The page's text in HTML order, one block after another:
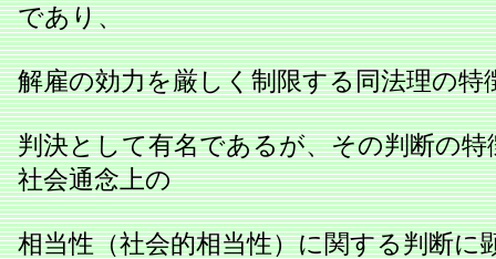
であり、
解雇の効力を厳しく制限する同法理の特
判決として有名であるが、その判断の特
社会通念上の
相当性（社会的相当性）に関する判断に